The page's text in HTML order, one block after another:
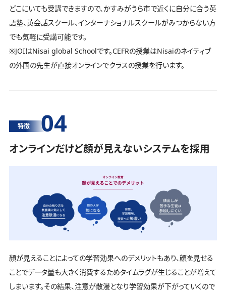
どこにいても受講できますので、かすみがうら市で近くに自分に合う英
語塾、英会話スクール、インターナショナルスクールがみつからない方
でも気軽に受講可能です。
※JOIはNisai global Schoolです。CEFRの授業はNisaiのネイティブ
の外国の先生が直接オンラインでクラスの授業を行います。
特徴 04
オンラインだけど顔が見えないシステムを採用
顔が見えることによっての学習効果へのデメリットもあり、顔を見せる
ことでデータ量も大きく消費するためタイムラグが生じることが増えて
しまいます。その結果、注意が散漫となり学習効果が下がっていくので